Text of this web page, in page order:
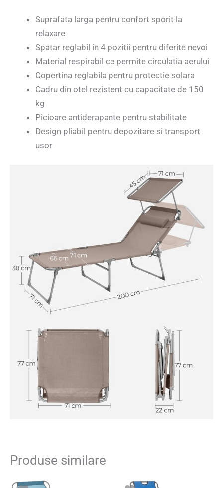
Suprafata larga pentru confort sporit la
relaxare
Spatar reglabil in 4 pozitii pentru diferite nevoi
Material respirabil ce permite circulatia aerului
Copertina reglabila pentru protectie solara
Cadru din otel rezistent cu capacitate de 150
kg
Picioare antiderapante pentru stabilitate
Design pliabil pentru depozitare si transport
usor
Produse similare